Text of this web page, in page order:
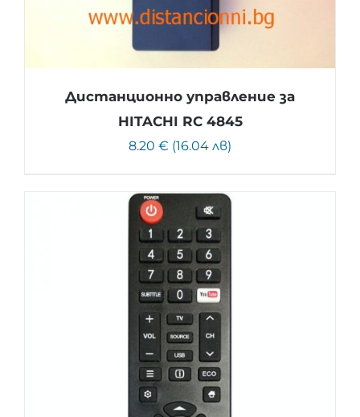
Дистанционно управление за
HITACHI RC 4845
8.20 € (16.04 лв)